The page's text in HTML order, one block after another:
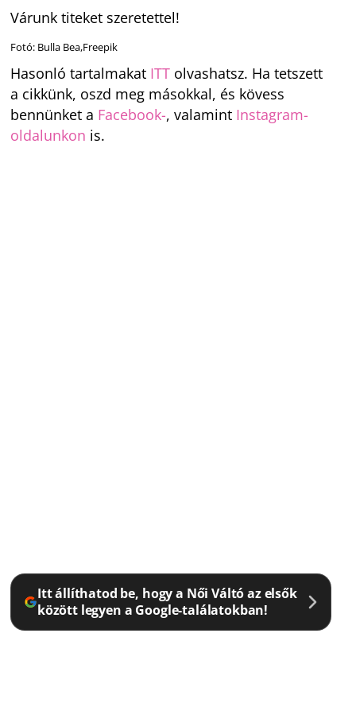
Várunk titeket szeretettel!
Fotó: Bulla Bea,Freepik
Hasonló tartalmakat ITT olvashatsz. Ha tetszett
a cikkünk, oszd meg másokkal, és kövess
bennünket a Facebook-, valamint Instagram-
oldalunkon is.
Itt állíthatod be, hogy a Női Váltó az elsők
között legyen a Google-találatokban!